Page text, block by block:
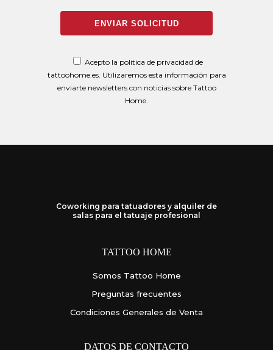
Acepto la política de privacidad de
tattoohome.es. Utilizaremos esta información para
enviarte newsletters con noticias sobre Tattoo
Home.
Coworking para tatuadores y alquiler de
salas para el tatuaje profesional
TATTOO HOME
Somos Tattoo Home
Preguntas frecuentes
Condiciones Generales de Venta
DATOS DE CONTACTO